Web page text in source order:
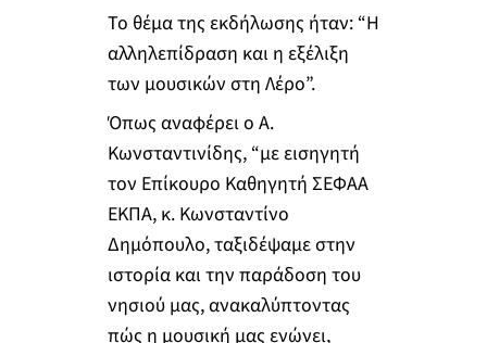
Το θέμα της εκδήλωσης ήταν: “Η
αλληλεπίδραση και η εξέλιξη
των μουσικών στη Λέρο”.
Όπως αναφέρει ο Α.
Κωνσταντινίδης, “με εισηγητή
τον Επίκουρο Καθηγητή ΣΕΦΑΑ
ΕΚΠΑ, κ. Κωνσταντίνο
Δημόπουλο, ταξιδέψαμε στην
ιστορία και την παράδοση του
νησιού μας, ανακαλύπτοντας
πώς η μουσική μας ενώνει,